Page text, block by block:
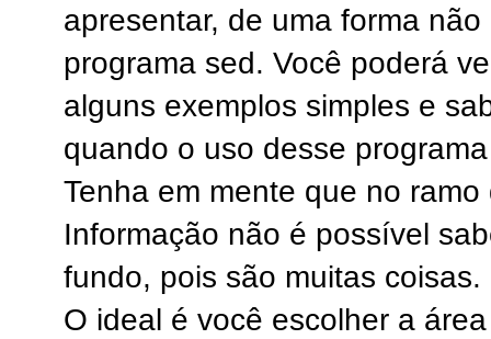
apresentar, de uma forma
programa sed. Você poderá
alguns exemplos simples e
quando o uso desse
Tenha em mente que no ramo
Informação não é possível
fundo, pois são muitas coisas.
O ideal é você escolher a